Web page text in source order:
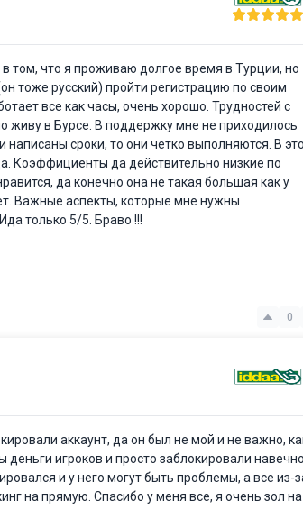
том, что я проживаю долгое время в Турции, но
тоже русский) пройти регистрацию по своим
все как часы, очень хорошо. Трудностей с
живу в Бурсе. В поддержку мне не приходилось
сроки, то они четко выполняются. В
Коэффициенты да действительно низкие по
да конечно она не такая большая как у
Важные аспекты, которые мне нужны
только 5/5. Браво !!!
0
аккаунт, да он был не мой и не важно,
игроков и просто заблокировали
и у него могут быть проблемы, а все из-
на прямую. Спасибо у меня все, я очень зол на